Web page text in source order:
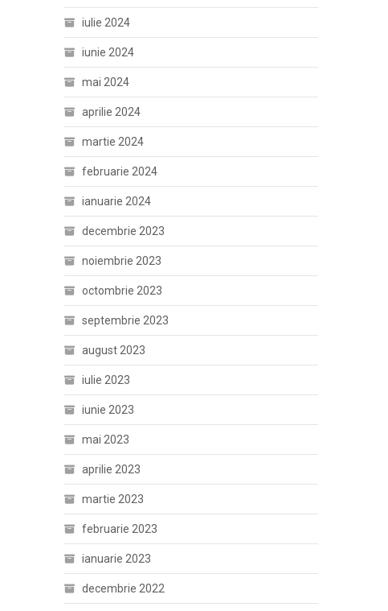
iulie 2024
iunie 2024
mai 2024
aprilie 2024
martie 2024
februarie 2024
ianuarie 2024
decembrie 2023
noiembrie 2023
octombrie 2023
septembrie 2023
august 2023
iulie 2023
iunie 2023
mai 2023
aprilie 2023
martie 2023
februarie 2023
ianuarie 2023
decembrie 2022